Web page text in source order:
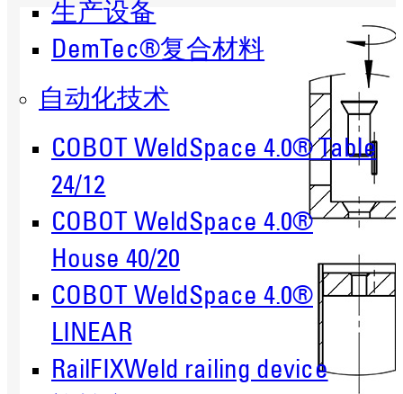
生产设备
DemTec®复合材料
自动化技术
COBOT WeldSpace 4.0® Table
24/12
COBOT WeldSpace 4.0®
House 40/20
COBOT WeldSpace 4.0®
LINEAR
RailFIXWeld railing device